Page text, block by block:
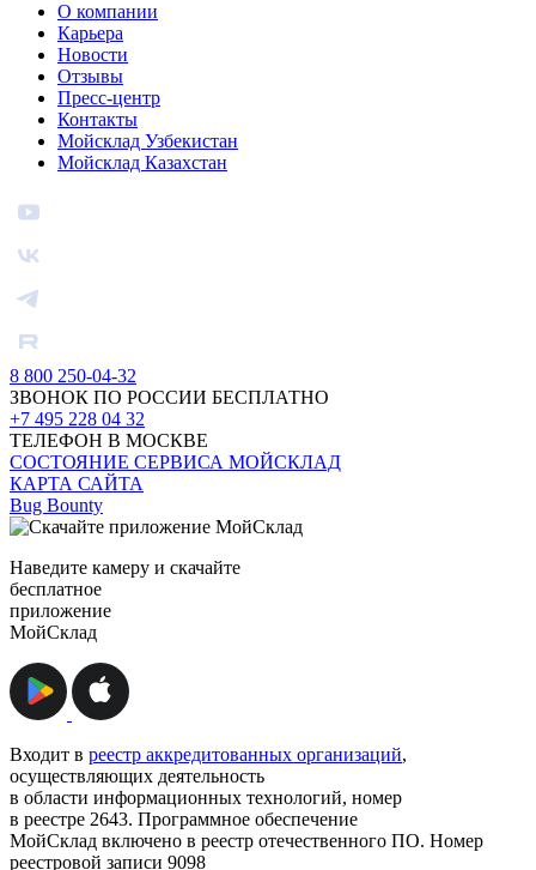
О компании
Карьера
Новости
Отзывы
Пресс-центр
Контакты
Мойсклад Узбекистан
Мойсклад Казахстан
8 800 250-04-32
ЗВОНОК ПО РОССИИ БЕСПЛАТНО
+7 495 228 04 32
ТЕЛЕФОН В МОСКВЕ
СОСТОЯНИЕ СЕРВИСА МОЙСКЛАД
КАРТА САЙТА
Bug Bounty
Наведите камеру и скачайте
бесплатное
приложение
МойСклад
Входит в реестр аккредитованных организаций,
осуществляющих деятельность
в области информационных технологий, номер
в реестре 2643. Программное обеспечение
МойСклад включено в реестр отечественного ПО. Номер
реестровой записи 9098